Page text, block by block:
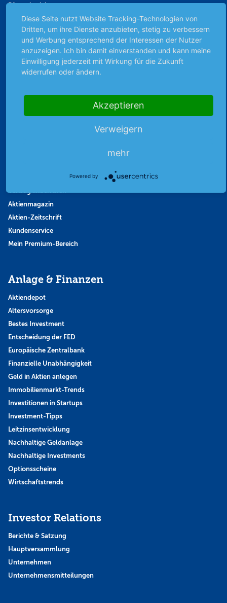
Börsenbericht
Börsengerüchte
Börsengespräche
Börsennews
Favoriten
Finanzpodcast
Thema der Woche
Abonnement kündigen
Vertrag widerrufen
Aktienmagazin
Aktien-Zeitschrift
Kundenservice
Mein Premium-Bereich
Anlage & Finanzen
Aktiendepot
Altersvorsorge
Bestes Investment
Entscheidung der FED
Europäische Zentralbank
Finanzielle Unabhängigkeit
Geld in Aktien anlegen
Immobilienmarkt-Trends
Investitionen in Startups
Investment-Tipps
Leitzinsentwicklung
Nachhaltige Geldanlage
Nachhaltige Investments
Optionsscheine
Wirtschaftstrends
Investor Relations
Berichte & Satzung
Hauptversammlung
Unternehmen
Unternehmensmitteilungen
Diese Seite nutzt Website Tracking-Technologien von
Dritten, um ihre Dienste anzubieten, stetig zu verbessern
und Werbung entsprechend der Interessen der Nutzer
anzuzeigen. Ich bin damit einverstanden und kann meine
Einwilligung jederzeit mit Wirkung für die Zukunft
widerrufen oder ändern.
Akzeptieren
Verweigern
mehr
Powered by